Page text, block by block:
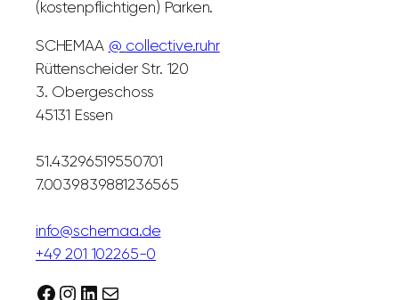
(kostenpflichtigen) Parken.
SCHEMAA @ collective.ruhr
Rüttenscheider Str. 120
3. Obergeschoss
45131 Essen
51.43296519550701
7.0039839881236565
info@schemaa.de
+49 201 102265-0
Facebook Instagram LinkedIn Mail